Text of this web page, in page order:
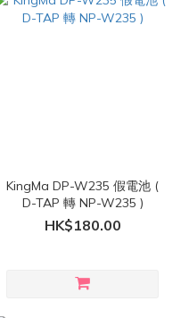
KingMa DP-W235 假電池 (
D-TAP 轉 NP-W235 )
HK$180.00